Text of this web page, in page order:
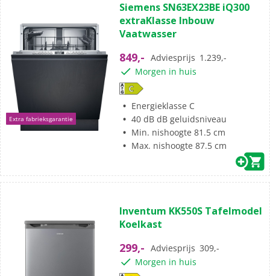
Extra fabrieksgarantie
Siemens SN63EX23BE iQ300
extraKlasse Inbouw
Vaatwasser
849,- Adviesprijs 1.239,-
Morgen in huis
Energieklasse C
40 dB dB geluidsniveau
Min. nishoogte 81.5 cm
Max. nishoogte 87.5 cm
Inventum KK550S Tafelmodel
Koelkast
299,- Adviesprijs 309,-
Morgen in huis